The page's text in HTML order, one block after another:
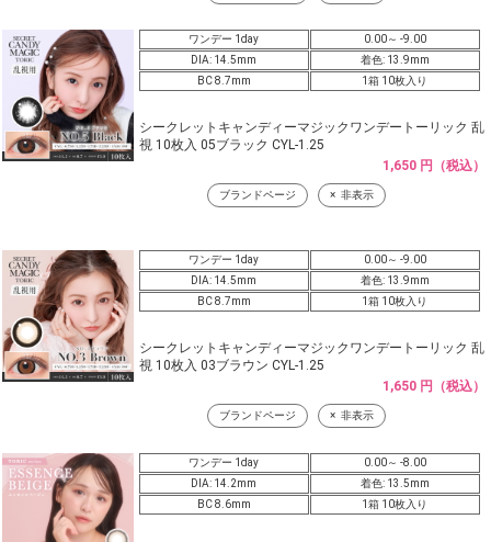
ワンデー 1day
0.00～ -9.00
DIA: 14.5mm
着色: 13.9mm
BC 8.7mm
1箱 10枚入り
シークレットキャンディーマジックワンデートーリック 乱
視 10枚入 05ブラック CYL-1.25
1,650 円（税込）
ブランドページ 非表示
ワンデー 1day
0.00～ -9.00
DIA: 14.5mm
着色: 13.9mm
BC 8.7mm
1箱 10枚入り
シークレットキャンディーマジックワンデートーリック 乱
視 10枚入 03ブラウン CYL-1.25
1,650 円（税込）
ブランドページ 非表示
ワンデー 1day
0.00～ -8.00
DIA: 14.2mm
着色: 13.5mm
BC 8.6mm
1箱 10枚入り